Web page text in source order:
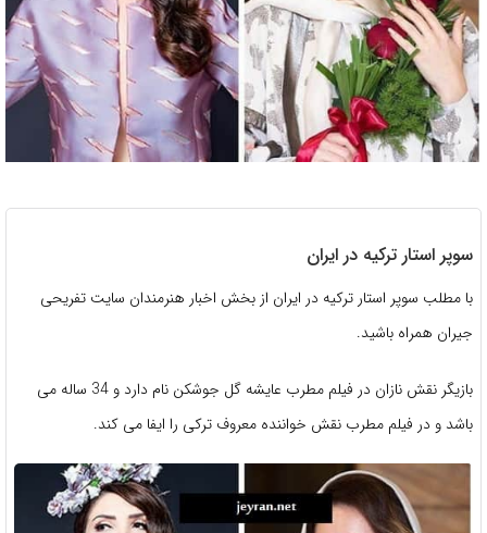
سوپر استار ترکیه در ایران
با مطلب سوپر استار ترکیه در ایران از بخش اخبار هنرمندان سایت تفریحی
جیران همراه باشید.
بازیگر نقش نازان در فیلم مطرب عایشه گل جوشکن نام دارد و 34 ساله می
باشد و در فیلم مطرب نقش خواننده معروف ترکی را ایفا می کند.